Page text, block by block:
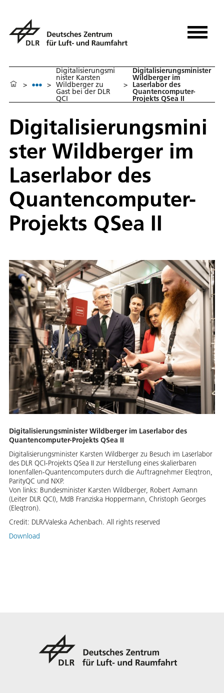
> >
Digitalisierungsmi
nister Karsten
Wildberger zu
Gast bei der DLR
QCI
>
Digitalisierungsminister
Wildberger im
Laserlabor des
Quantencomputer-
Projekts QSea II
Digitalisierungsmini
ster Wildberger im
Laserlabor des
Quantencomputer-
Projekts QSea II
Digitalisierungsminister Wildberger im Laserlabor des
Quantencomputer-Projekts QSea II
Digitalisierungsminister Karsten Wildberger zu Besuch im Laserlabor
des DLR QCI-Projekts QSea II zur Herstellung eines skalierbaren
Ionenfallen-Quantencomputers durch die Auftragnehmer Eleqtron,
ParityQC und NXP.
Von links: Bundesminister Karsten Wildberger, Robert Axmann
(Leiter DLR QCI), MdB Franziska Hoppermann, Christoph Georges
(Eleqtron).
Credit: DLR/Valeska Achenbach. All rights reserved
Download